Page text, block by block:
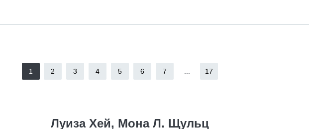
1 2 3 4 5 6 7 17
Луиза Хей, Мона Л. Щульц